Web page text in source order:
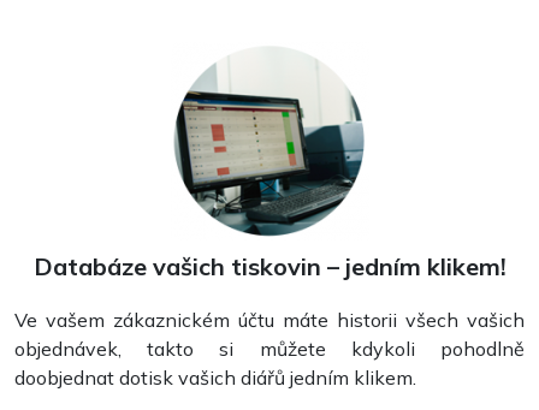
Obraz na plátno
Databáze vašich tiskovin – jedním klikem!
Ve vašem zákaznickém účtu máte historii všech vašich
objednávek, takto si můžete kdykoli pohodlně
doobjednat dotisk vašich diářů jedním klikem.